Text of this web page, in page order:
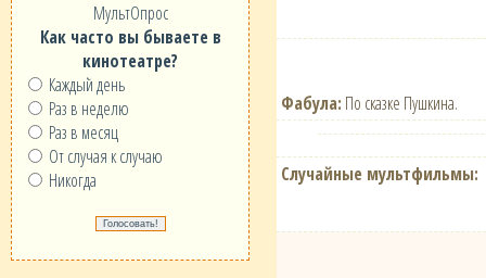
МультОпрос
Как часто вы бываете в
кинотеатре?
Каждый день
Раз в неделю
Раз в месяц
От случая к случаю
Никогда
Фабула: По сказке Пушкина.
Случайные мультфильмы: